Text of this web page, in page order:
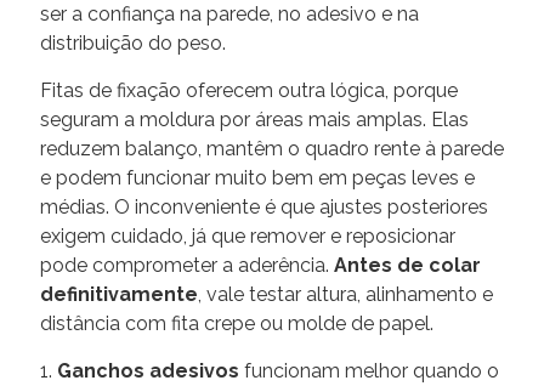
ser a confiança na parede, no adesivo e na
distribuição do peso.
Fitas de fixação oferecem outra lógica, porque
seguram a moldura por áreas mais amplas. Elas
reduzem balanço, mantêm o quadro rente à parede
e podem funcionar muito bem em peças leves e
médias. O inconveniente é que ajustes posteriores
exigem cuidado, já que remover e reposicionar
pode comprometer a aderência. Antes de colar
definitivamente , vale testar altura, alinhamento e
distância com fita crepe ou molde de papel.
Ganchos adesivos funcionam melhor quando o